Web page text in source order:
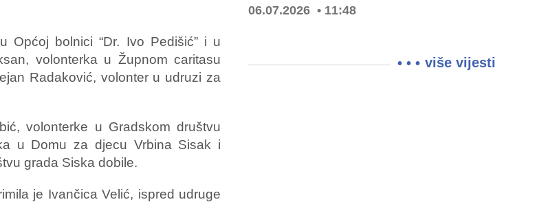
Općoj bolnici “Dr. Ivo Pedišić” i u
volonterka u Župnom caritasu
Radaković, volonter u udruzi za
volonterke u Gradskom društvu
u Domu za djecu Vrbina Sisak i
grada Siska dobile.
je Ivančica Velić, ispred udruge
06.07.2026 11:48
više vijesti